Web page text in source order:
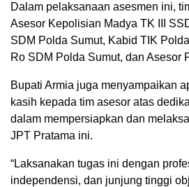
Dalam pelaksanaan asesmen ini,
Asesor Kepolisian Madya TK III
SDM Polda Sumut, Kabid TIK
Ro SDM Polda Sumut, dan Asesor
Bupati Armia juga menyampaikan
kasih kepada tim asesor atas
dalam mempersiapkan dan
JPT Pratama ini.
“Laksanakan tugas ini dengan
independensi, dan junjung tinggi